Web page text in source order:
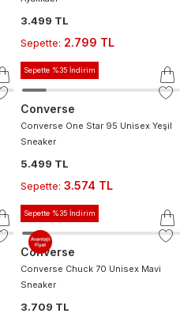
3.499 TL
Sepette: 2.799 TL
Sepette %35 İndirim
Converse
Converse One Star 95 Unisex Yeşil
Sneaker
5.499 TL
Sepette: 3.574 TL
Sepette %35 İndirim
Converse
Converse Chuck 70 Unisex Mavi
Sneaker
3.709 TL